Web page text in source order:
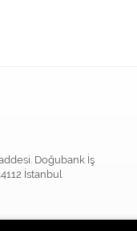
Doğubank İş
İstanbul